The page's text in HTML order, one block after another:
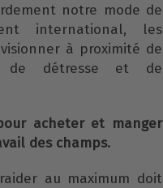
notre mode de
international, les
à proximité de
de détresse et de
acheter et manger
des champs.
au maximum doit